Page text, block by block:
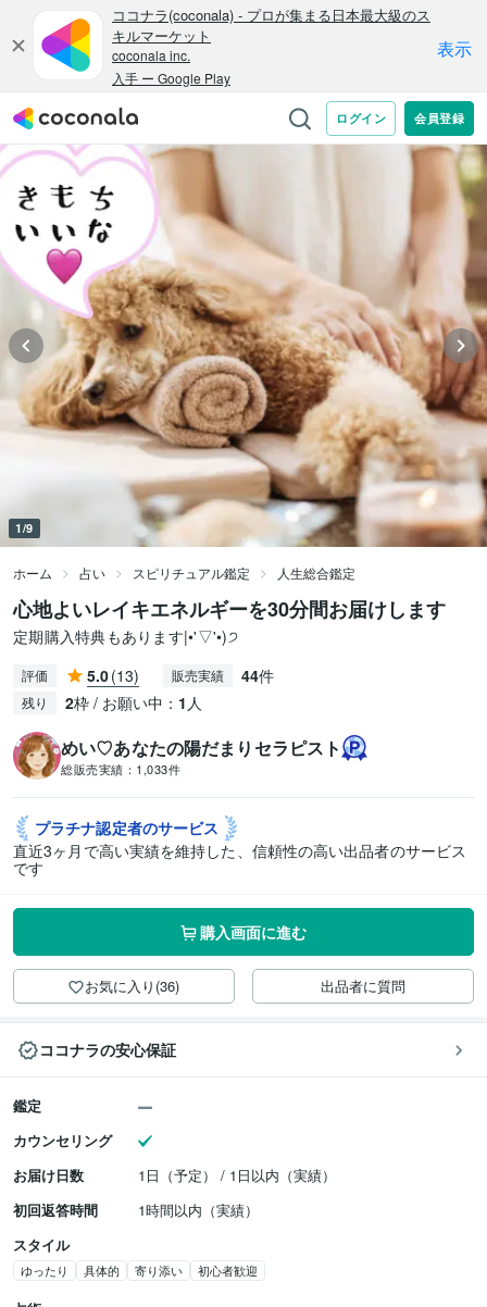
1/9
ホーム 占い スピリチュアル鑑定 人生総合鑑定
心地よいレイキエネルギーを30分間お届けします
定期購入特典もあります|•'▽'•)੭
評価 5.0(13) 販売実績 44件
残り 2枠 / お願い中： 1 人
めい♡あなたの陽だまりセラピスト
総販売実績： 1,033件
プラチナ認定者のサービス
直近3ヶ月で高い実績を維持した、信頼性の高い出品者のサービス
です
購入画面に進む
お気に入り(36) 出品者に質問
ココナラの安心保証
鑑定
カウンセリング
お届け日数
1日（予定） / 1日以内（実績）
初回返答時間
1時間以内（実績）
スタイル
ゆったり 具体的 寄り添い 初心者歓迎